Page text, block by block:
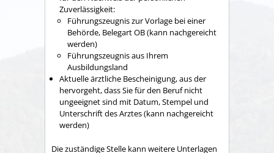
Zuverlässigkeit:
Führungszeugnis zur Vorlage bei einer
Behörde, Belegart OB (kann nachgereicht
werden)
Führungszeugnis aus Ihrem
Ausbildungsland
Aktuelle ärztliche Bescheinigung, aus der
hervorgeht, dass Sie für den Beruf nicht
ungeeignet sind mit Datum, Stempel und
Unterschrift des Arztes (kann nachgereicht
werden)
Die zuständige Stelle kann weitere Unterlagen